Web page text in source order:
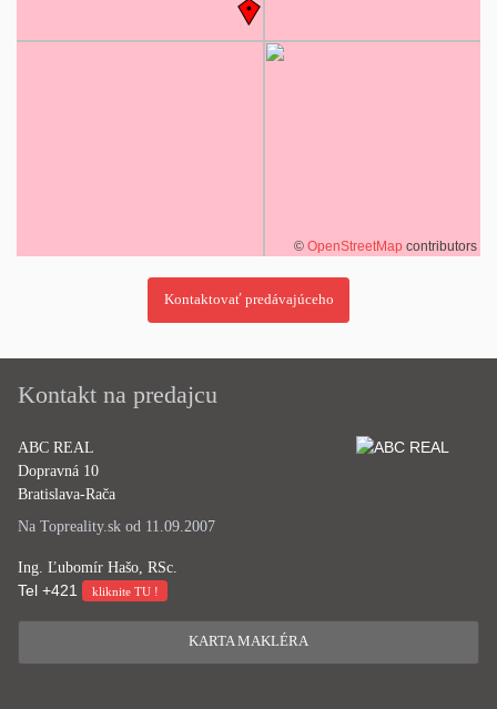
© OpenStreetMap contributors
Kontakt na predajcu
ABC REAL
Dopravná 10
Bratislava-Rača
Na Topreality.sk od 11.09.2007
Ing. Ľubomír Hašo, RSc.
Tel +421 kliknite TU !
KARTA MAKLÉRA